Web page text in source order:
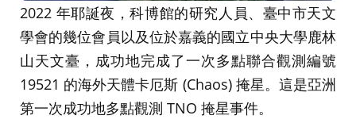
2022 年耶誕夜，科博館的研究人員、臺中市天文
學會的幾位會員以及位於嘉義的國立中央大學鹿林
山天文臺，成功地完成了一次多點聯合觀測編號
19521 的海外天體卡厄斯 (Chaos) 掩星。這是亞洲
第一次成功地多點觀測 TNO 掩星事件。